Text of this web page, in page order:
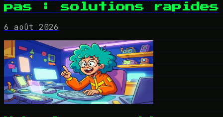
pas : solutions rapides
6 août 2026